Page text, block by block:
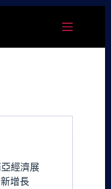
亞經濟展
增長